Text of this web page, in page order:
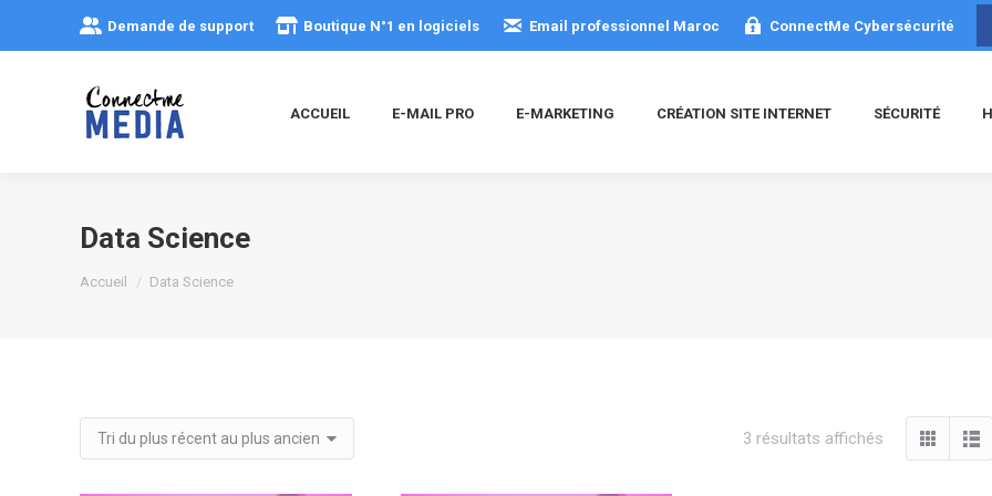
Demande de support Boutique N°1 en logiciels Email professionnel Maroc ConnectMe Cybersécurité
ACCUEIL E-MAIL PRO E-MARKETING CRÉATION SITE INTERNET SÉCURITÉ
Data Science
Vous êtes ici :
Accueil Data Science
3 résultats affichés